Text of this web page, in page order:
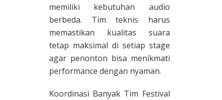
memiliki kebutuhan audio
berbeda. Tim teknis harus
memastikan kualitas suara
tetap maksimal di setiap stage
agar penonton bisa menikmati
performance dengan nyaman.
Koordinasi Banyak Tim Festival